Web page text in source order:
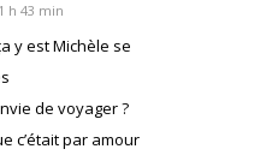
h 43 min
y est Michèle se
de voyager ?
c’était par amour